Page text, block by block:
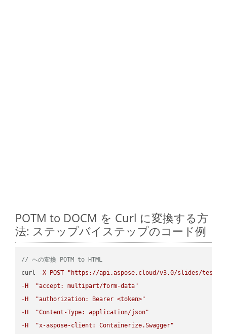
POTM to DOCM を Curl に変換する方
法: ステップバイステップのコード例
// への変換 POTM to HTML
curl
-X POST
"https://api.aspose.cloud/v3.0/slides/test-
- H
"accept: multipart/form-data"
- H
"authorization: Bearer <token>"
- H
"Content-Type: application/json"
- H
"x-aspose-client: Containerize.Swagger"